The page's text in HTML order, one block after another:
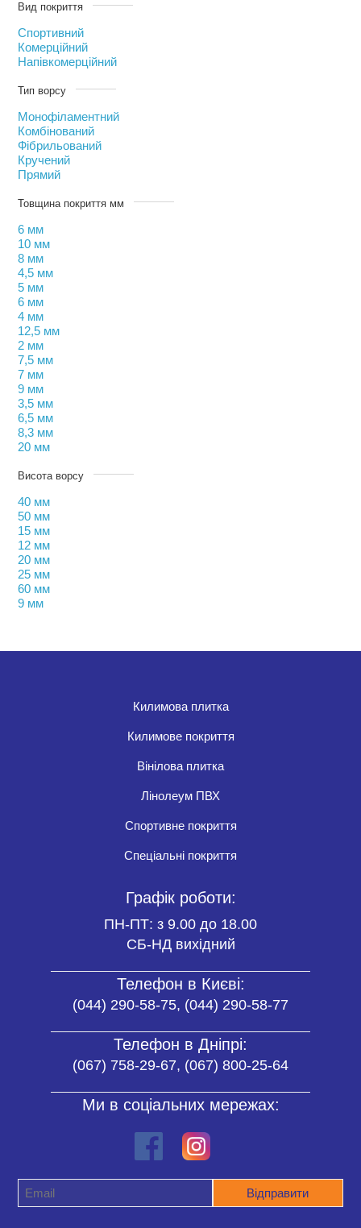
Вид покриття
Спортивний
Комерційний
Напівкомерційний
Тип ворсу
Монофіламентний
Комбінований
Фібрильований
Кручений
Прямий
Товщина покриття мм
6 мм
10 мм
8 мм
4,5 мм
5 мм
6 мм
4 мм
12,5 мм
2 мм
7,5 мм
7 мм
9 мм
3,5 мм
6,5 мм
8,3 мм
20 мм
Висота ворсу
40 мм
50 мм
15 мм
12 мм
20 мм
25 мм
60 мм
9 мм
Килимова плитка
Килимове покриття
Вінілова плитка
Лінолеум ПВХ
Спортивне покриття
Спеціальні покриття
Графік роботи:
ПН-ПТ: з 9.00 до 18.00
СБ-НД вихідний
Телефон в Києві:
(044) 290-58-75, (044) 290-58-77
Телефон в Дніпрі:
(067) 758-29-67, (067) 800-25-64
Ми в соціальних мережах: